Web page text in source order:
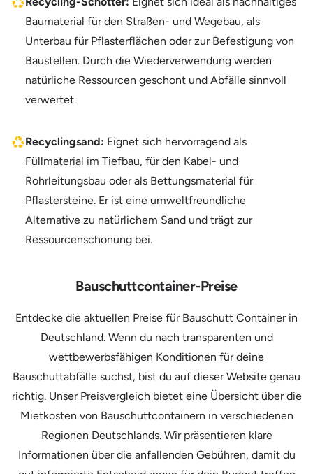
Baumaterial für den Straßen- und Wegebau, als
Unterbau für Pflasterflächen oder zur Befestigung von
Baustellen. Durch die Wiederverwendung werden
natürliche Ressourcen geschont und Abfälle sinnvoll
verwertet.
Recyclingsand: Eignet sich hervorragend als
Füllmaterial im Tiefbau, für den Kabel- und
Rohrleitungsbau oder als Bettungsmaterial für
Pflastersteine. Er ist eine umweltfreundliche
Alternative zu natürlichem Sand und trägt zur
Ressourcenschonung bei.
Bauschuttcontainer-Preise
Entdecke die aktuellen Preise für Bauschutt Container in
Deutschland. Wenn du nach transparenten und
wettbewerbsfähigen Konditionen für deine
Bauschuttabfälle suchst, bist du auf dieser Website genau
richtig. Unser Preisvergleich bietet eine Übersicht über die
Mietkosten von Bauschuttcontainern in verschiedenen
Regionen Deutschlands. Wir präsentieren klare
Informationen über die anfallenden Gebühren, damit du